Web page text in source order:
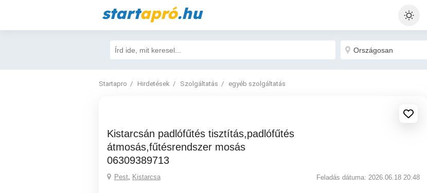
startapró.hu
Startapro Hirdetések Szolgáltatás egyéb szolgáltatás
Kistarcsán padlófűtés tisztítás,padlófűtés
átmosás,fűtésrendszer mosás
06309389713
Pest, Kistarcsa Feladás dátuma: 2026.06.18 20:48